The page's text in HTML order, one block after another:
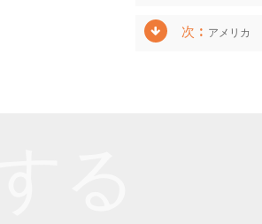
次 : アメリカ
る